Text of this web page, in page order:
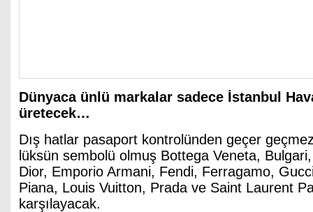
Dünyaca ünlü markalar sadece İstanbul
üretecek…
Dış hatlar pasaport kontrolünden geçer
lüksün sembolü olmuş Bottega Veneta,
Dior, Emporio Armani, Fendi, Ferragamo,
Piana, Louis Vuitton, Prada ve Saint Laurent
karşılayacak.